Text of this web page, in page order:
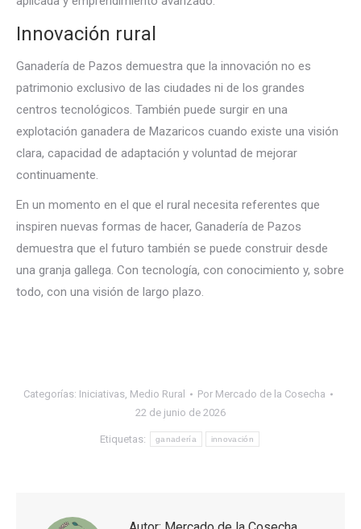
Innovación rural
Ganadería de Pazos demuestra que la innovación no es
patrimonio exclusivo de las ciudades ni de los grandes
centros tecnológicos. También puede surgir en una
explotación ganadera de Mazaricos cuando existe una visión
clara, capacidad de adaptación y voluntad de mejorar
continuamente.
En un momento en el que el rural necesita referentes que
inspiren nuevas formas de hacer, Ganadería de Pazos
demuestra que el futuro también se puede construir desde
una granja gallega. Con tecnología, con conocimiento y, sobre
todo, con una visión de largo plazo.
Categorías: Iniciativas, Medio Rural Por Mercado de la Cosecha
22 de junio de 2026
Etiquetas: ganadería innovación